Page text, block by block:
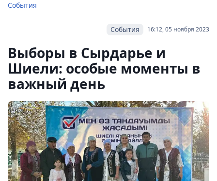
События
16:12, 05 ноября 2023
События
Выборы в Сырдарье и
Шиели: особые моменты в
важный день